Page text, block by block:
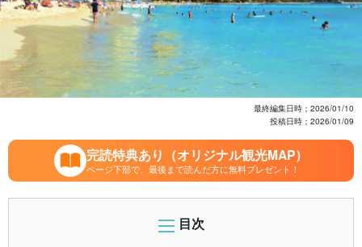
最終編集日時； 2026/01/10
投稿日時； 2026/01/09
完読特典あり（オリジナル観光MAP）
ページ下部で、最後まで読んだ方に無料プレゼント！
目次